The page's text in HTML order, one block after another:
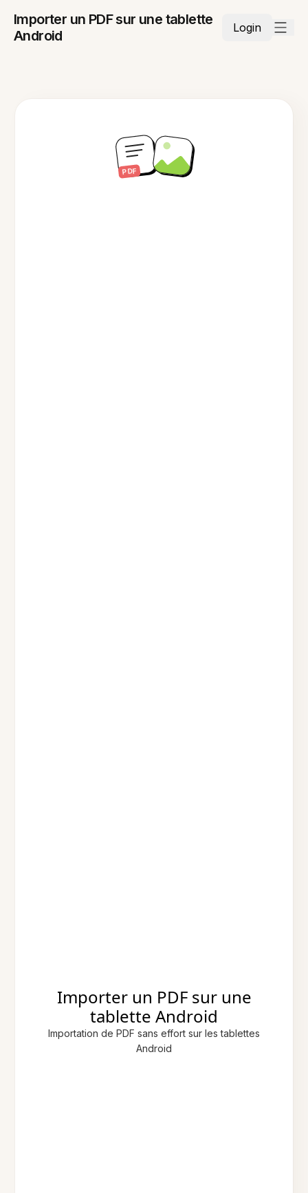
Importer un PDF sur une tablette
Android
Login
Importer un PDF sur une
tablette Android
Importation de PDF sans effort sur les tablettes
Android